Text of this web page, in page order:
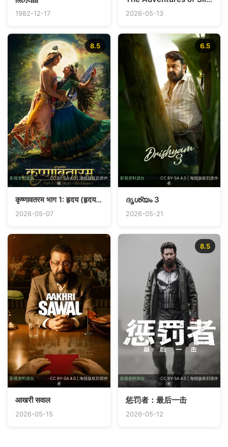
1982-12-17 2026-05-13
影视资料源自TMDB· CC BY-SA 4.0 | 海报版权归原作
者
8.5
कृष्णावतरम भाग 1: हृदय (हृदयम्)
2026-05-07
影视资料源自 TMDB· CC BY-SA 4.0 | 海报版权归原作
者
6.5
ദൃശ്യം 3
2026-05-21
影视资料源自 TMDB · CC BY-SA 4.0 | 海报版权归原作
者
आखरी सवाल
2026-05-15
影视资料源自 TMDB · CC BY-SA 4.0 | 海报版权归原作
者
8.5
惩罚者：最后一击
2026-05-12